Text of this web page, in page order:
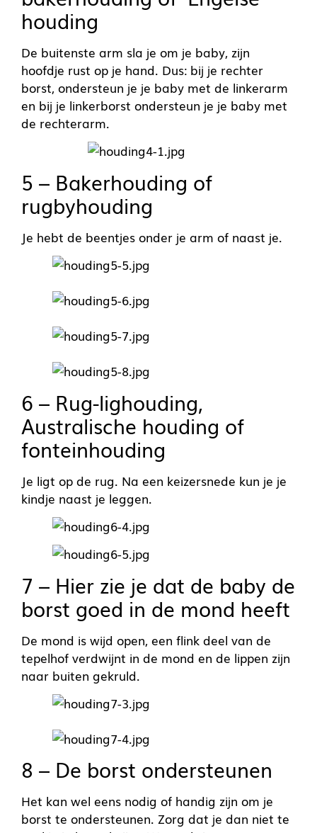
houding
De buitenste arm sla je om je baby, zijn
hoofdje rust op je hand. Dus: bij je rechter
borst, ondersteun je je baby met de linkerarm
en bij je linkerborst ondersteun je je baby met
de rechterarm.
5 – Bakerhouding of
rugbyhouding
Je hebt de beentjes onder je arm of naast je.
6 – Rug-lighouding,
Australische houding of
fonteinhouding
Je ligt op de rug. Na een keizersnede kun je je
kindje naast je leggen.
7 – Hier zie je dat de baby de
borst goed in de mond heeft
De mond is wijd open, een flink deel van de
tepelhof verdwijnt in de mond en de lippen zijn
naar buiten gekruld.
8 – De borst ondersteunen
Het kan wel eens nodig of handig zijn om je
borst te ondersteunen. Zorg dat je dan niet te